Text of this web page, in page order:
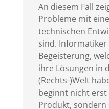
An diesem Fall
Probleme mit
technischen
sind.
Begeisterung,
ihre Lösungen in
(Rechts-)Welt
beginnt nicht
Produkt, sondern